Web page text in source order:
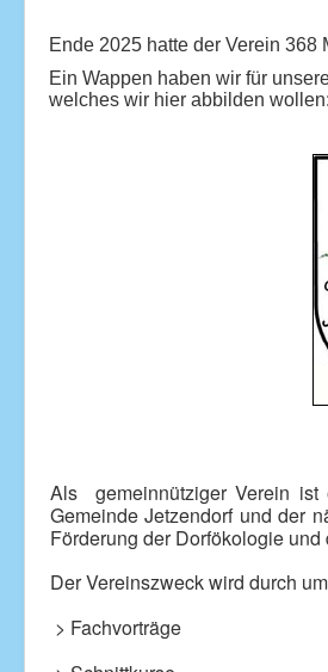
Ende 2025 hatte der Verein 368
Ein Wappen haben wir für
welches wir hier abbilden wollen:
Als gemeinnütziger Verein ist
Gemeinde Jetzendorf und der
Förderung der Dorfökologie
Der Vereinszweck wird durch
> Fachvorträge